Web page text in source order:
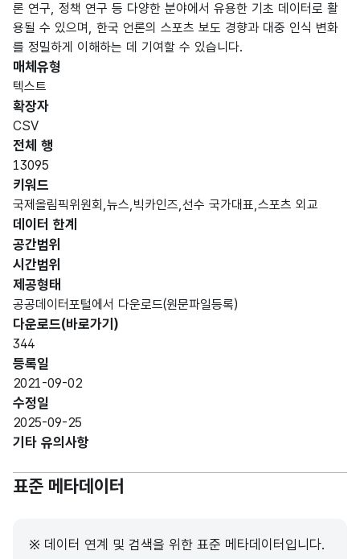
론 연구, 정책 연구 등 다양한 분야에서 유용한 기초 데이터로 활
용될 수 있으며, 한국 언론의 스포츠 보도 경향과 대중 인식 변화
를 정밀하게 이해하는 데 기여할 수 있습니다.
매체유형
텍스트
확장자
CSV
전체 행
13095
키워드
국제올림픽위원회,뉴스,빅카인즈,선수 국가대표,스포츠 외교
데이터 한계
공간범위
시간범위
제공형태
공공데이터포털에서 다운로드(원문파일등록)
다운로드(바로가기)
344
등록일
2021-09-02
수정일
2025-09-25
기타 유의사항
표준 메타데이터
※ 데이터 연계 및 검색을 위한 표준 메타데이터입니다.